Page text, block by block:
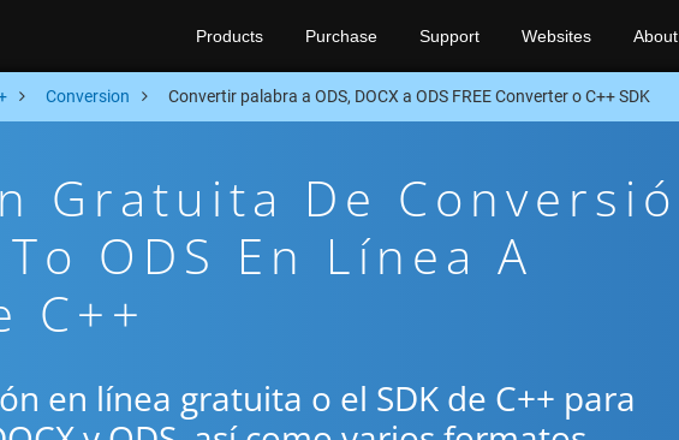
Products Purchase Support Websites About
Conversion Convertir palabra a ODS, DOCX a ODS FREE Converter o C++ SDK
Gratuita De
To ODS En Línea A
C++
en línea gratuita o el SDK de C++ para